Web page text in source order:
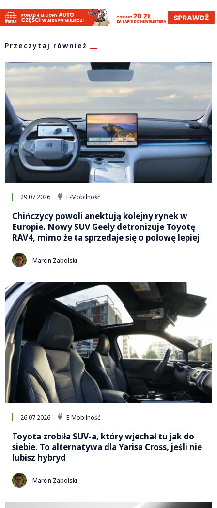
Przeczytaj również
29.07.2026 E-Mobilność
Chińczycy powoli anektują kolejny rynek w
Europie. Nowy SUV Geely detronizuje Toyotę
RAV4, mimo że ta sprzedaje się o połowę lepiej
Marcin Zabolski
26.07.2026 E-Mobilność
Toyota zrobiła SUV-a, który wjechał tu jak do
siebie. To alternatywa dla Yarisa Cross, jeśli nie
lubisz hybryd
Marcin Zabolski